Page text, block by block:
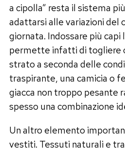
a cipolla” resta il sistema
adattarsi alle variazioni del
giornata. Indossare più
permette infatti di togliere
strato a seconda delle
traspirante, una camicia o
giacca non troppo pesante
spesso una combinazione
Un altro elemento
vestiti. Tessuti naturali e